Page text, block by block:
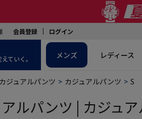
会員登録 ログイン
ていく。
メンズ レディース
カジュアルパンツ カジュアルパンツ S
ルパンツ | カジュ